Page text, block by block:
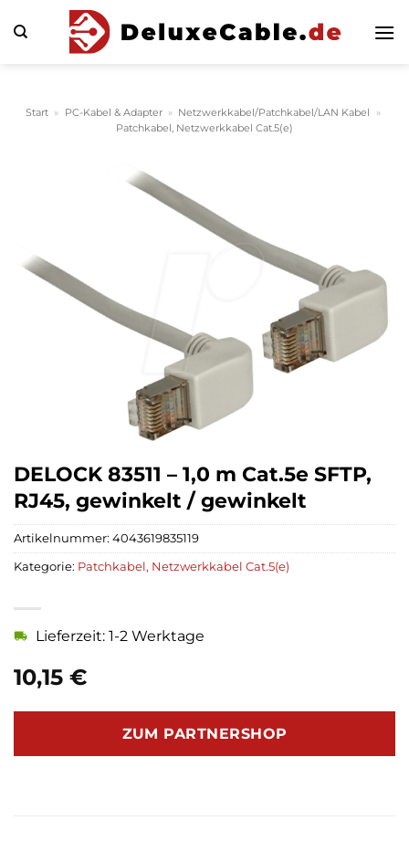
Inhalt
Start » PC-Kabel & Adapter » Netzwerkkabel/Patchkabel/LAN Kabel
»
Patchkabel, Netzwerkkabel Cat.5(e)
DELOCK 83511 – 1,0 m Cat.5e SFTP,
RJ45, gewinkelt / gewinkelt
10,15 €
Lieferzeit: 1-2 Werktage
ZUM PARTNERSHOP
Artikelnummer: 4043619835119
Kategorie: Patchkabel, Netzwerkkabel Cat.5(e)